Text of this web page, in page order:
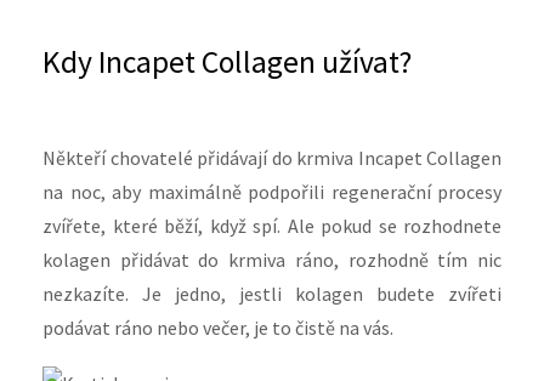
Kdy Incapet Collagen užívat?
Někteří chovatelé přidávají do krmiva Incapet Collagen
na noc, aby maximálně podpořili regenerační procesy
zvířete, které běží, když spí. Ale pokud se rozhodnete
kolagen přidávat do krmiva ráno, rozhodně tím nic
nezkazíte. Je jedno, jestli kolagen budete zvířeti
podávat ráno nebo večer, je to čistě na vás.